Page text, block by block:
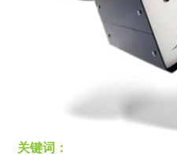
关键词：